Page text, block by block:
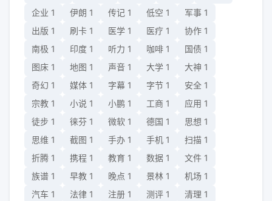
企业 1 伊朗 1 传记 1 低空 1 军事 1
出版 1 刷卡 1 医学 1 医疗 1 协作 1
南极 1 印度 1 听力 1 咖啡 1 国债 1
图床 1 地图 1 声音 1 大学 1 大神 1
奇幻 1 媒体 1 字幕 1 字节 1 安全 1
宗教 1 小说 1 小鹏 1 工商 1 应用 1
徒步 1 徕芬 1 微软 1 德国 1 思想 1
思维 1 截图 1 手办 1 手机 1 扫描 1
折腾 1 携程 1 教育 1 数据 1 文件 1
族谱 1 早教 1 晚点 1 景林 1 机场 1
汽车 1 法律 1 注册 1 测评 1 清理 1